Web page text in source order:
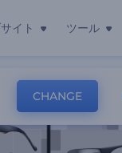
イト ツール
CHANGE